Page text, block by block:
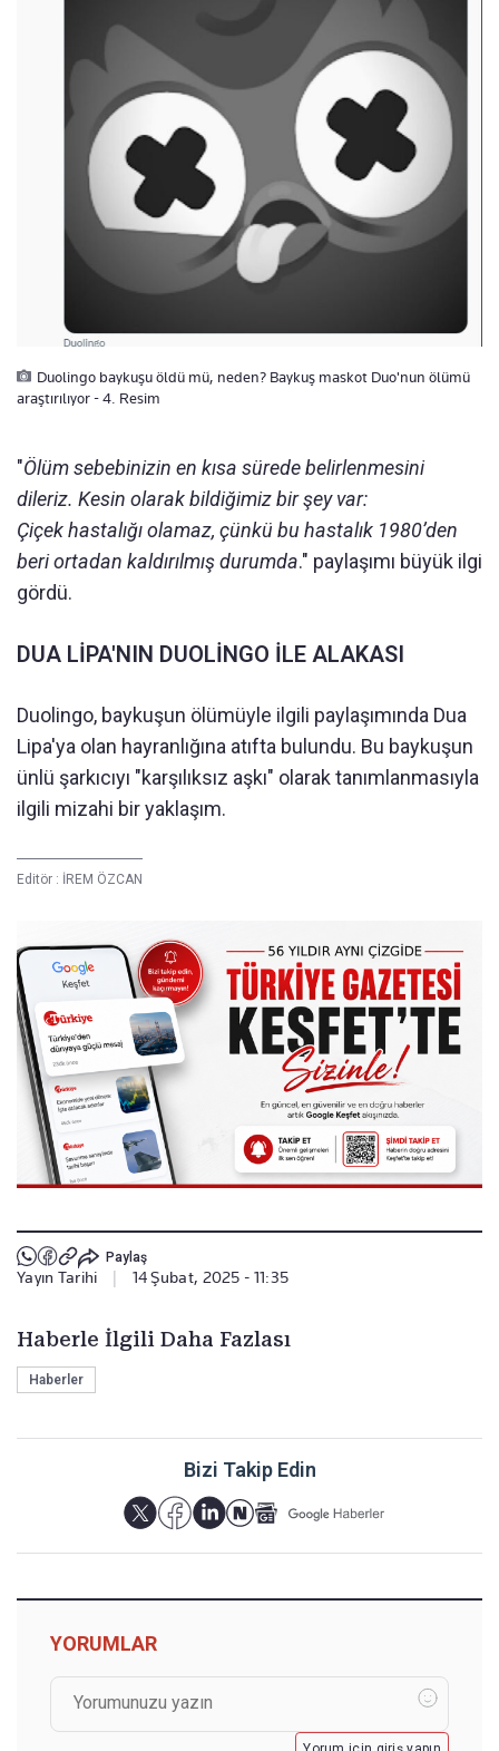
Duolingo baykuşu öldü mü, neden? Baykuş maskot Duo'nun ölümü
araştırılıyor - 4. Resim
"Ölüm sebebinizin en kısa sürede belirlenmesini
dileriz. Kesin olarak bildiğimiz bir şey var:
Çiçek hastalığı olamaz, çünkü bu hastalık 1980’den
beri ortadan kaldırılmış durumda." paylaşımı büyük ilgi
gördü.
DUA LİPA'NIN DUOLİNGO İLE ALAKASI
Duolingo, baykuşun ölümüyle ilgili paylaşımında Dua
Lipa'ya olan hayranlığına atıfta bulundu. Bu baykuşun
ünlü şarkıcıyı "karşılıksız aşkı" olarak tanımlanmasıyla
ilgili mizahi bir yaklaşım.
Editör : İREM ÖZCAN
Paylaş
Yayın Tarihi | 14 Şubat, 2025 - 11:35
Haberle İlgili Daha Fazlası
Haberler
Bizi Takip Edin
YORUMLAR